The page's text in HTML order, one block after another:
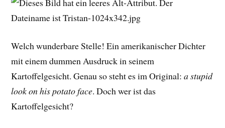
Welch wunderbare Stelle! Ein amerikanischer Dichter
mit einem dummen Ausdruck in seinem
Kartoffelgesicht. Genau so steht es im Original:a stupid
look on his potato face. Doch wer ist das
Kartoffelgesicht?